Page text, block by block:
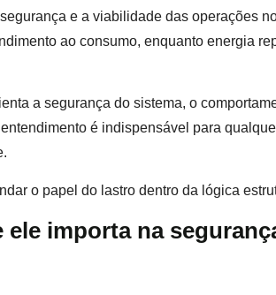
e a viabilidade das operações
ao consumo, enquanto energia
a segurança do sistema, o
é indispensável para
o papel do lastro dentro da lógica
ele importa na